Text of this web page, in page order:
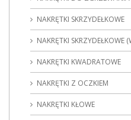
NAKRĘTKI SKRZYDEŁKOWE
NAKRĘTKI SKRZYDEŁKOWE
NAKRĘTKI KWADRATOWE
NAKRĘTKI Z OCZKIEM
NAKRĘTKI KŁOWE